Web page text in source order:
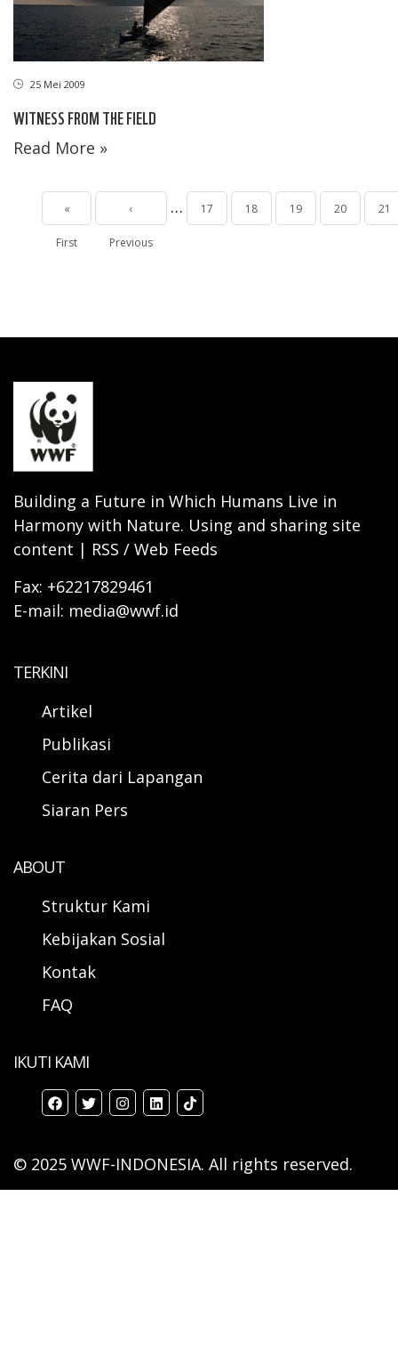
25 Mei 2009
WITNESS FROM THE FIELD
Read More »
Pagination First
page
«
First
Halaman
sebelumnya
‹
Previous
… Page
17 Page
18 Page
19 Page
20 21
Building a Future in Which Humans Live in
Harmony with Nature. Using and sharing site
content | RSS / Web Feeds
Fax: +62217829461
E-mail: media@wwf.id
TERKINI
Artikel
Publikasi
Cerita dari Lapangan
Siaran Pers
ABOUT
Struktur Kami
Kebijakan Sosial
Kontak
FAQ
IKUTI KAMI
© 2025 WWF-INDONESIA. All rights reserved.